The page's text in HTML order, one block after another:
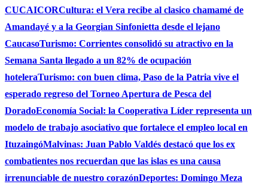
CUCAICORCultura: el Vera recibe al clasico chamamé de
Amandayé y a la Georgian Sinfonietta desde el lejano
CaucasoTurismo: Corrientes consolidó su atractivo en la
Semana Santa llegado a un 82% de ocupación
hoteleraTurismo: con buen clima, Paso de la Patria vive el
esperado regreso del Torneo Apertura de Pesca del
DoradoEconomía Social: la Cooperativa Líder representa un
modelo de trabajo asociativo que fortalece el empleo local en
ItuzaingóMalvinas: Juan Pablo Valdés destacó que los ex
combatientes nos recuerdan que las islas es una causa
irrenunciable de nuestro corazónDeportes: Domingo Meza